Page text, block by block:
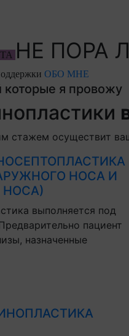
НЕ ПОРА
ОБО МНЕ
я провожу
стажем осуществит
НОСА И
НОСА)
выполняется под
пациент
назначенные